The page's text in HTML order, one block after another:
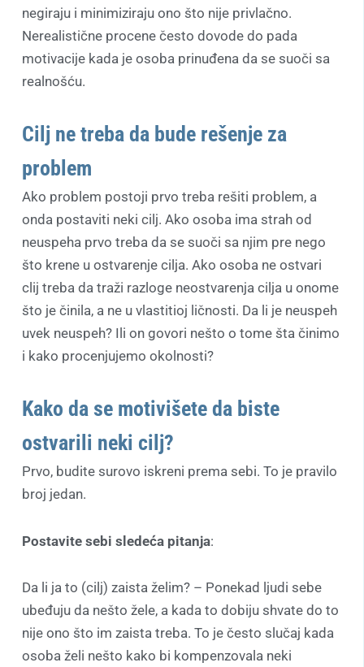
negiraju i minimiziraju ono što nije privlačno.
Nerealistične procene često dovode do pada
motivacije kada je osoba prinuđena da se suoči sa
realnošću.
Cilj ne treba da bude rešenje za
problem
Ako problem postoji prvo treba rešiti problem, a
onda postaviti neki cilj. Ako osoba ima strah od
neuspeha prvo treba da se suoči sa njim pre nego
što krene u ostvarenje cilja. Ako osoba ne ostvari
clij treba da traži razloge neostvarenja cilja u onome
što je činila, a ne u vlastitioj ličnosti. Da li je neuspeh
uvek neuspeh? Ili on govori nešto o tome šta činimo
i kako procenjujemo okolnosti?
Kako da se motivišete da biste
ostvarili neki cilj?
Prvo, budite surovo iskreni prema sebi. To je pravilo
broj jedan.
Postavite sebi sledeća pitanja:
Da li ja to (cilj) zaista želim? – Ponekad ljudi sebe
ubeđuju da nešto žele, a kada to dobiju shvate do to
nije ono što im zaista treba. To je često slučaj kada
osoba želi nešto kako bi kompenzovala neki